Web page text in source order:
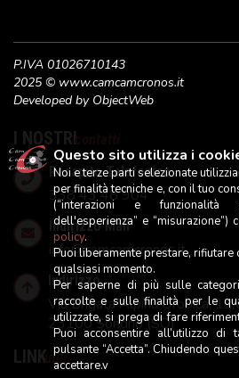
P.IVA 01026710143
2025 © www.camcamcronos.it
Developed by ObjectWeb
I NOSTRI
Recapito Telefonico
338 43 48 904
Indirizzo Mail
info@camcamcronos.it
Indirizzo
Via Brigata Alpina Orobica, 12/
23100 Sondrio (SO)
LINKutili
Questo sito utilizza i
Noi e terze parti selezionate
per finalità tecniche e, con il tuo
(“interazioni e funzionalità
dell'esperienza” e “misurazione”)
policy.
Puoi liberamente prestare,
qualsiasi momento.
Per saperne di più sulle
raccolte e sulle finalità per le
utilizzate, si prega di fare
Puoi acconsentire all’utilizzo di
pulsante “Accetta”. Chiudendo
accettare.v